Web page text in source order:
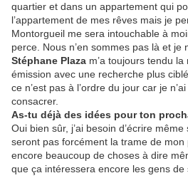
quartier et dans un appartement qui
l’appartement de mes rêves mais je
Montorgueil me sera intouchable à
perce. Nous n’en sommes pas là et je
Stéphane Plaza m’a toujours tendu
émission avec une recherche plus
ce n’est pas à l’ordre du jour car je
consacrer.
As-tu déjà des idées pour ton
Oui bien sûr, j’ai besoin d’écrire
seront pas forcément la trame de mon
encore beaucoup de choses à dire
que ça intéressera encore les gens